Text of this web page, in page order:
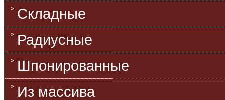
Складные
Радиусные
Шпонированные
Из массива